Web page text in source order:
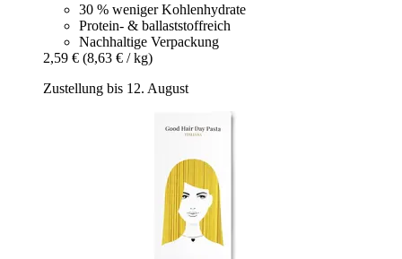
30 % weniger Kohlenhydrate
Protein- & ballaststoffreich
Nachhaltige Verpackung
2,59 € (8,63 € / kg)
Zustellung bis 12. August